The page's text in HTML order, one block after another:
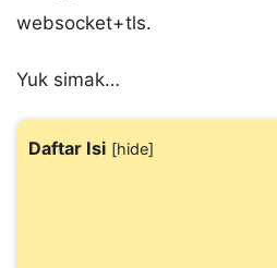
websocket+tls.
Yuk simak…
Daftar Isi [hide]